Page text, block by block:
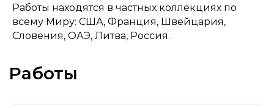
Работы находятся в частных коллекциях по
всему Миру: США, Франция, Швейцария,
Словения, ОАЭ, Литва, Россия.
Навигация Контакты
Каталог картин
Новости